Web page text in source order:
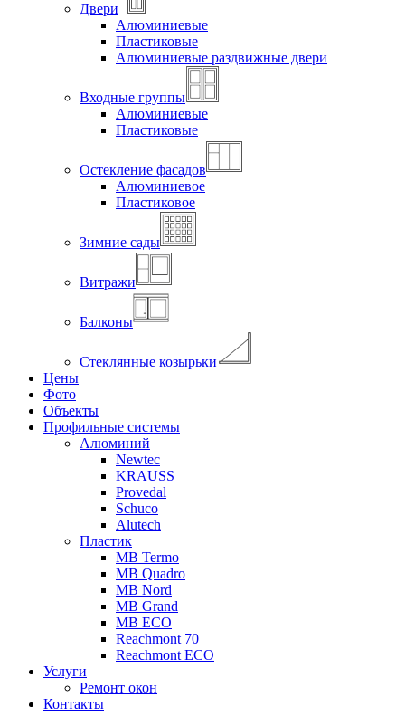
Двери
Алюминиевые
Пластиковые
Алюминиевые раздвижные двери
Входные группы
Алюминиевые
Пластиковые
Остекление фасадов
Алюминиевое
Пластиковое
Зимние сады
Витражи
Балконы
Стеклянные козырьки
Цены
Фото
Объекты
Профильные системы
Алюминий
Newtec
KRAUSS
Provedal
Schuco
Аlutech
Пластик
MB Termo
MB Quadro
MB Nord
MB Grand
MB ECO
Reachmont 70
Reachmont ECO
Услуги
Ремонт окон
Контакты